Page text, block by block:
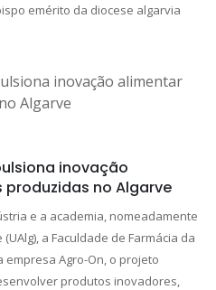
emérito da diocese algarvia
inovação
no Algarve
e a academia, nomeadamente
a Faculdade de Farmácia da
empresa Agro-On, o projeto
produtos inovadores,